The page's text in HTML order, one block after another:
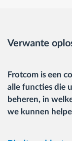
Verwante
Frotcom is een
alle functies die
beheren, in
we kunnen